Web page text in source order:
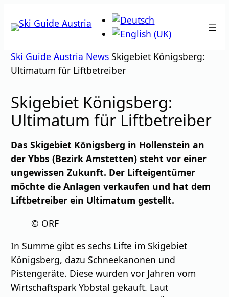
Inhalt
Ski Guide Austria News Skigebiet Königsberg:
Ultimatum für Liftbetreiber
Skigebiet Königsberg:
Ultimatum für Liftbetreiber
Das Skigebiet Königsberg in Hollenstein an
der Ybbs (Bezirk Amstetten) steht vor einer
ungewissen Zukunft. Der Lifteigentümer
möchte die Anlagen verkaufen und hat dem
Liftbetreiber ein Ultimatum gestellt.
© ORF
In Summe gibt es sechs Lifte im Skigebiet
Königsberg, dazu Schneekanonen und
Pistengeräte. Diese wurden vor Jahren vom
Wirtschaftspark Ybbstal gekauft. Laut